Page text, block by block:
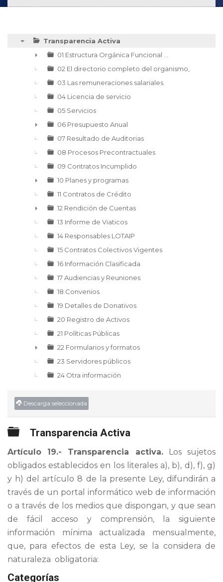
Transparencia Activa
►
01 Estructura Orgánica Funcional ...
02 El directorio completo del organismo,
03 Las remuneraciones salariales.
04 Licencia de servicio
05 Servicios
►
06 Presupuesto Anual
07 Resultado de Auditorias
08 Procesos Precontractuales
09 Contratos Incumplido
►
10 Planes y programas
11 Contratos de Crédito
►
12 Rendición de Cuentas
13 Informe de Viaticos
14 Responsables LOTAIP
15 Contratos Colectivos Vigentes
16 Información Clasificada
17 Audiencias y Reuniones
18 Convenios
19 Detalles de Donativos
20 Registro de Activos
21 Políticas Públicas
►
22 Formularios y formatos
23 Servidores públicos
24 Otra información
Descarga seleccionada
Carpeta
Transparencia Activa
Artículo 19.- Transparencia activa.Los sujetos
obligados establecidos en los literales a), b), d), f), g)
y h) del artículo 8 de la presente Ley, difundirán a
través de un portal informático web de información
o a través de los medios que dispongan, y que sean
de fácil acceso y comprensión, la siguiente
información mínima actualizada mensualmente,
que, para efectos de esta Ley, se la considera de
naturaleza obligatoria:
Categorías